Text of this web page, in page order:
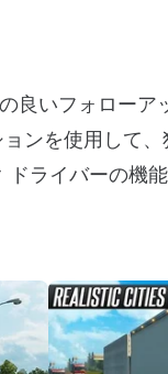
良いフォロー
ンを使用して
ドライバーの機